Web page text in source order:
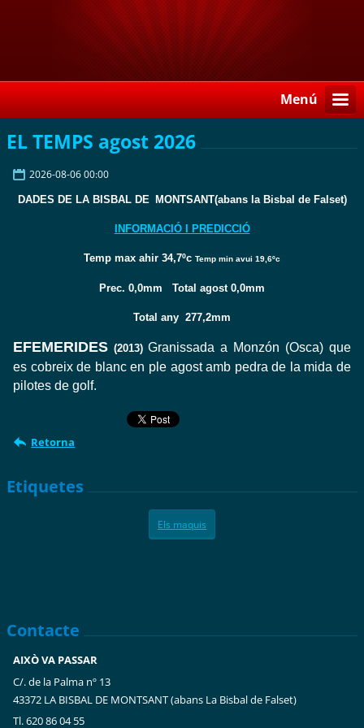
Menú
EL TEMPS agost 2026
2026-08-06 00:00
DADES DE LA BISBAL DE MONTSANT(abans la Bisbal de Falset)
INFORMACIÓ I PREDICCIÓ
Temp max ahir 34,7ºc Temp min avui 19,6ºc
Prec. 0,0mm Total agost 0,0mm
Total any 277,2mm
EFEMERIDES (2013) Granissada a Monzón (Osca) que
es cobreix de blanc en ple agost amb pedra de la mida de
pilotes de golf.
Retorna
Etiquetes
Els maquis
Contacte
AIXÒ VA PASSAR
C/. de la Palma nº 13
43372 LA BISBAL DE MONTSANT (abans La Bisbal de Falset)
Tl. 620 86 04 55